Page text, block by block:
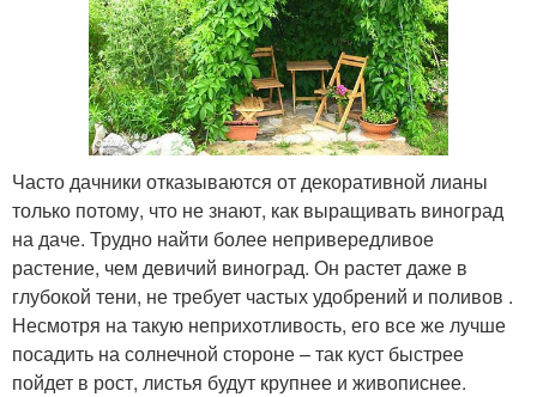
Часто дачники отказываются от декоративной лианы
только потому, что не знают, как выращивать виноград
на даче. Трудно найти более непривередливое
растение, чем девичий виноград. Он растет даже в
глубокой тени, не требует частых удобрений и поливов .
Несмотря на такую неприхотливость, его все же лучше
посадить на солнечной стороне – так куст быстрее
пойдет в рост, листья будут крупнее и живописнее.